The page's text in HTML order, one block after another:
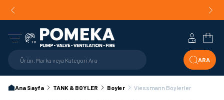
TR
ARA
Hesabım
Ana Sayfa TANK & BOYLER Boyler Viessmann Boylerler